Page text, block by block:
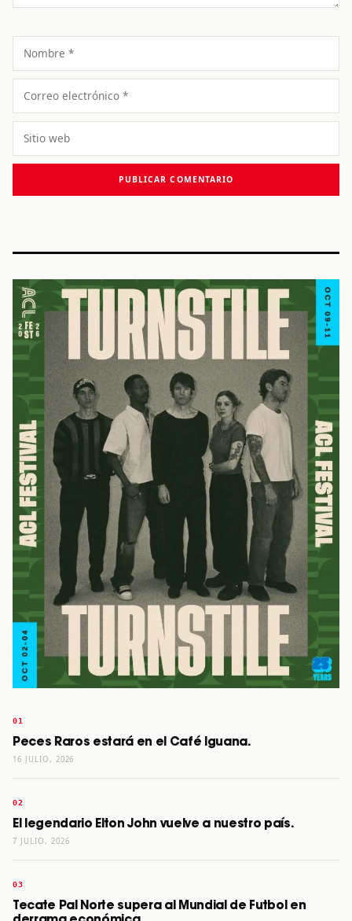
Nombre
Correo
electrónico
Sitio
web
Peces Raros estará en el Café Iguana.
16 JULIO, 2026
El legendario Elton John vuelve a nuestro país.
7 JULIO, 2026
Tecate Pal Norte supera al Mundial de Futbol en